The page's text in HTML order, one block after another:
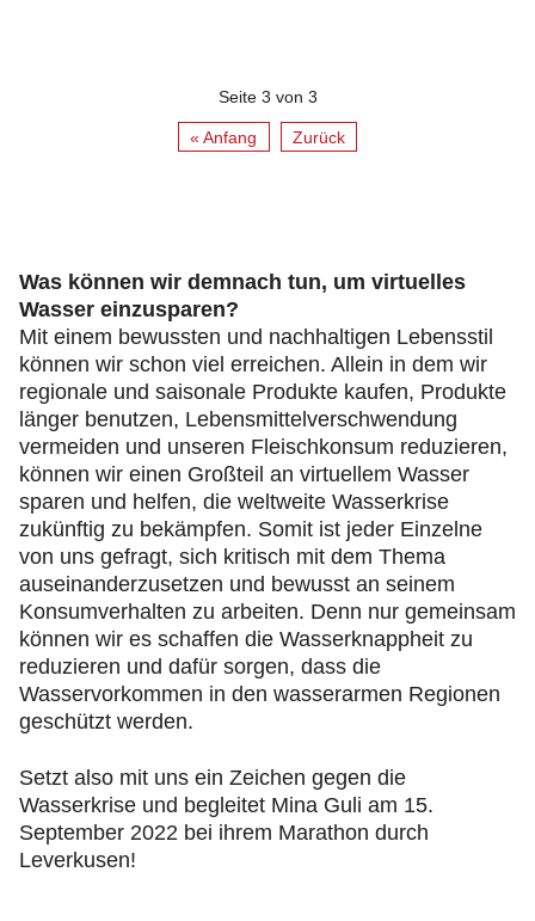
Seite 3 von 3
« Anfang Zurück
Was können wir demnach tun, um virtuelles
Wasser einzusparen?
Mit einem bewussten und nachhaltigen Lebensstil
können wir schon viel erreichen. Allein in dem wir
regionale und saisonale Produkte kaufen, Produkte
länger benutzen, Lebensmittelverschwendung
vermeiden und unseren Fleischkonsum reduzieren,
können wir einen Großteil an virtuellem Wasser
sparen und helfen, die weltweite Wasserkrise
zukünftig zu bekämpfen. Somit ist jeder Einzelne
von uns gefragt, sich kritisch mit dem Thema
auseinanderzusetzen und bewusst an seinem
Konsumverhalten zu arbeiten. Denn nur gemeinsam
können wir es schaffen die Wasserknappheit zu
reduzieren und dafür sorgen, dass die
Wasservorkommen in den wasserarmen Regionen
geschützt werden.
Setzt also mit uns ein Zeichen gegen die
Wasserkrise und begleitet Mina Guli am 15.
September 2022 bei ihrem Marathon durch
Leverkusen!